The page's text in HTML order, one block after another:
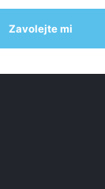
Zavolejte mi